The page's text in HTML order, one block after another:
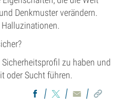
Denkmuster verändern.
zu haben und
oder Sucht führen.